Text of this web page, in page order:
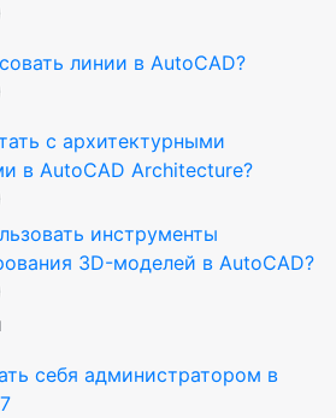
линии в AutoCAD?
с архитектурными
в AutoCAD Architecture?
инструменты
3D-моделей в AutoCAD?
себя администратором в